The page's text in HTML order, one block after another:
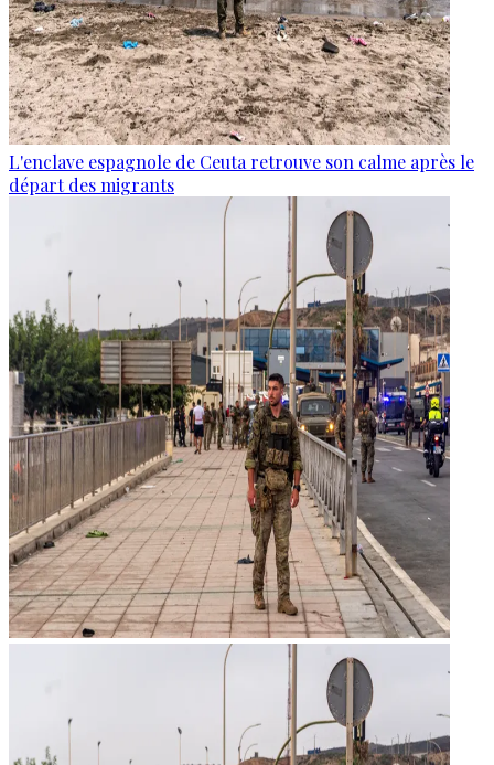
L'enclave espagnole de Ceuta retrouve son calme après le
départ des migrants